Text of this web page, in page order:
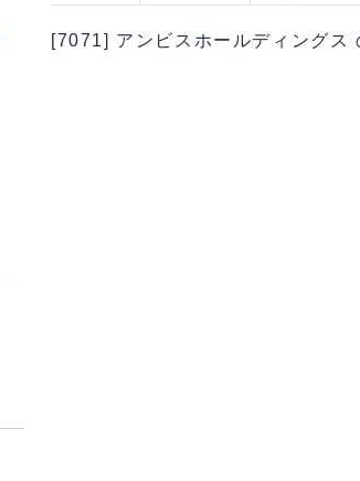
[7071] アンビスホールディングス